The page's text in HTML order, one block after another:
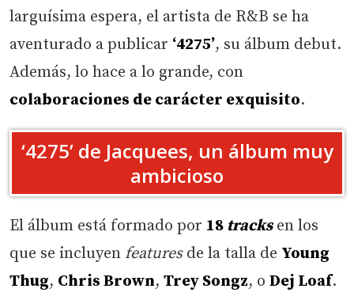
larguísima espera, el artista de R&B se ha
aventurado a publicar ‘4275’, su álbum debut.
Además, lo hace a lo grande, con
colaboraciones de carácter exquisito.
‘4275’ de Jacquees, un álbum muy
ambicioso
El álbum está formado por 18 tracks en los
que se incluyen features de la talla de Young
Thug, Chris Brown, Trey Songz, o Dej Loaf.